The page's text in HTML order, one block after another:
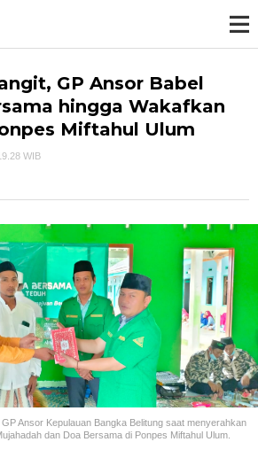
GP Ansor Babel
hingga Wakafkan
Miftahul Ulum
WIB
Ansor Kepulauan Bangka Belitung saat menyerahkan
dan Doa Bersama di Ponpes Miftahul Ulum.